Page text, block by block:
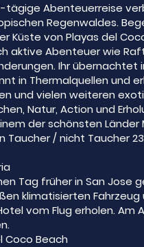
tägige Abenteuerreise
Regenwaldes.
Küste von Playas del
aktive Abenteuer wie
Ihr übernachtet
in Thermalquellen und
und vielen weiteren
Natur, Action und
der schönsten
Taucher / nicht Taucher
Tag früher in San Jose
klimatisierten Fahrzeug
vom Flug erholen. Am
Coco Beach